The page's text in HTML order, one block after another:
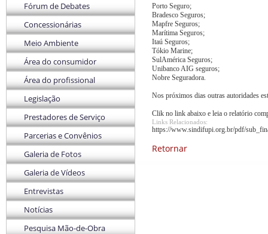
Fórum de Debates
Concessionárias
Meio Ambiente
Área do consumidor
Área do profissional
Legislação
Prestadores de Serviço
Parcerias e Convênios
Galeria de Fotos
Galeria de Vídeos
Entrevistas
Notícias
Pesquisa Mão-de-Obra
Porto Seguro;
Bradesco Seguros;
Mapfre Seguros;
Marítima Seguros;
Itaú Seguros;
Tókio Marine;
SulAmérica Seguros;
Unibanco AIG seguros;
Nobre Seguradora.
Nos próximos dias outras autoridades
Clik no link abaixo e leia o relatório
Links Relacionados:
https://www.sindifupi.org.br/pdf/
Retornar